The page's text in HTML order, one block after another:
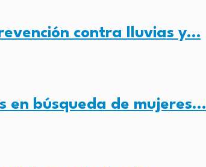
contra lluvias y…
en búsqueda de mujeres…